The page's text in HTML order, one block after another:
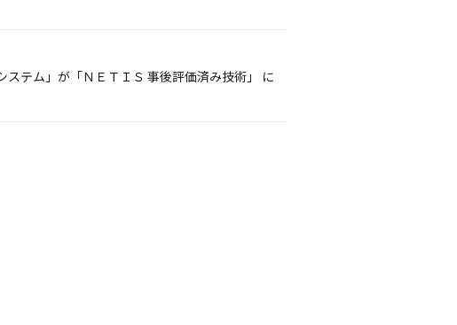
テム」が「ＮＥＴＩＳ 事後評価済み技術」 に